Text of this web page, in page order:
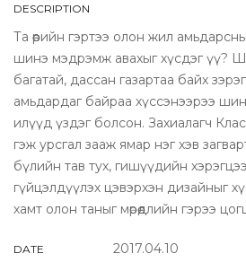
DESCRIPTION
Та өөрийн гэртээ олон жил
шинэ мэдрэмж авахыг хүсдэг үү?
багатай, дассан газартаа байх
амьдардаг байраа хүссэнээрээ
илүүд үздэг болсон. Захиалагч
гэж урсгал зааж ямар нэг хэв
бүлийн тав тух, гишүүдийн
гүйцэлдүүлэх цэвэрхэн дизайныг
хамт олон таныг мөрөөдлийн гэрээ
DATE 2017.04.10